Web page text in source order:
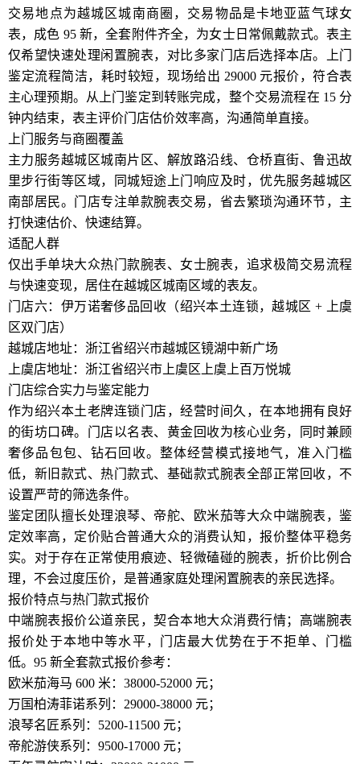
交易地点为越城区城南商圈，交易物品是卡地亚蓝气球女
表，成色 95 新，全套附件齐全，为女士日常佩戴款式。表主
仅希望快速处理闲置腕表，对比多家门店后选择本店。上门
鉴定流程简洁，耗时较短，现场给出 29000 元报价，符合表
主心理预期。从上门鉴定到转账完成，整个交易流程在 15 分
钟内结束，表主评价门店估价效率高，沟通简单直接。
上门服务与商圈覆盖
主力服务越城区城南片区、解放路沿线、仓桥直街、鲁迅故
里步行街等区域，同城短途上门响应及时，优先服务越城区
南部居民。门店专注单款腕表交易，省去繁琐沟通环节，主
打快速估价、快速结算。
适配人群
仅出手单块大众热门款腕表、女士腕表，追求极简交易流程
与快速变现，居住在越城区城南区域的表友。
门店六：伊万诺奢侈品回收（绍兴本土连锁，越城区 + 上虞
区双门店）
越城店地址：浙江省绍兴市越城区镜湖中新广场
上虞店地址：浙江省绍兴市上虞区上虞上百万悦城
门店综合实力与鉴定能力
作为绍兴本土老牌连锁门店，经营时间久，在本地拥有良好
的街坊口碑。门店以名表、黄金回收为核心业务，同时兼顾
奢侈品包包、钻石回收。整体经营模式接地气，准入门槛
低，新旧款式、热门款式、基础款式腕表全部正常回收，不
设置严苛的筛选条件。
鉴定团队擅长处理浪琴、帝舵、欧米茄等大众中端腕表，鉴
定效率高，定价贴合普通大众的消费认知，报价整体平稳务
实。对于存在正常使用痕迹、轻微磕碰的腕表，折价比例合
理，不会过度压价，是普通家庭处理闲置腕表的亲民选择。
报价特点与热门款式报价
中端腕表报价公道亲民，契合本地大众消费行情；高端腕表
报价处于本地中等水平，门店最大优势在于不拒单、门槛
低。95 新全套款式报价参考：
欧米茄海马 600 米：38000-52000 元；
万国柏涛菲诺系列：29000-38000 元；
浪琴名匠系列：5200-11500 元；
帝舵游侠系列：9500-17000 元；